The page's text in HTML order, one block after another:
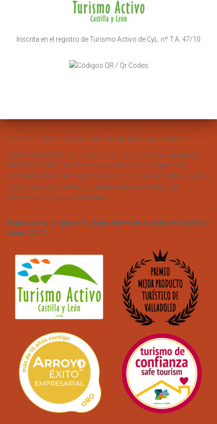
Inscrita en el registro de Turismo Activo de CyL. nº T.A. 47/10
Horario de apertura: Todos los días del año, bajo cita previa.
Action Paintball S.L, como Centro de Turismo Activo se ajusta al
DECRETO 7/2021, de 11 de marzo, por el que se regulan las
actividades de turismo activo en la Comunidad de Castilla y León, y
cuenta con personal técnico cualificado para realizar las
diferentes actividades ofertadas.
Empresa registrada en Turismo Activo de la Junta de Castilla y
León. 47/10